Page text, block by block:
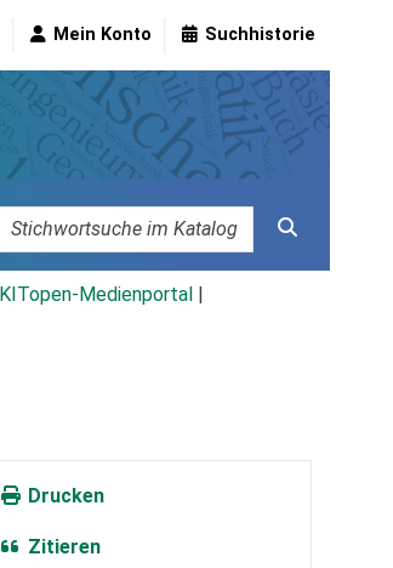
Mein Konto Suchhistorie
KITopen-Medienportal
Drucken
Zitieren